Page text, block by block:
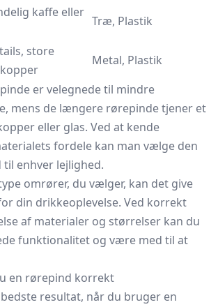
kaffe eller
Træ, Plastik
store
Metal, Plastik
er velegnede til mindre
mens de længere rørepinde tjener et
eller glas. Ved at kende
fordele kan man vælge den
enhver lejlighed.
omrører, du vælger, kan det give
din drikkeoplevelse. Ved korrekt
af materialer og størrelser kan du
funktionalitet og være med til at
en rørepind korrekt
resultat, når du bruger en